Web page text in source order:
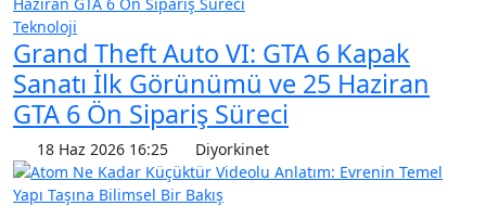
Teknoloji
Grand Theft Auto VI: GTA 6 Kapak
Sanatı İlk Görünümü ve 25 Haziran
GTA 6 Ön Sipariş Süreci
18 Haz 2026 16:25 Diyorkinet